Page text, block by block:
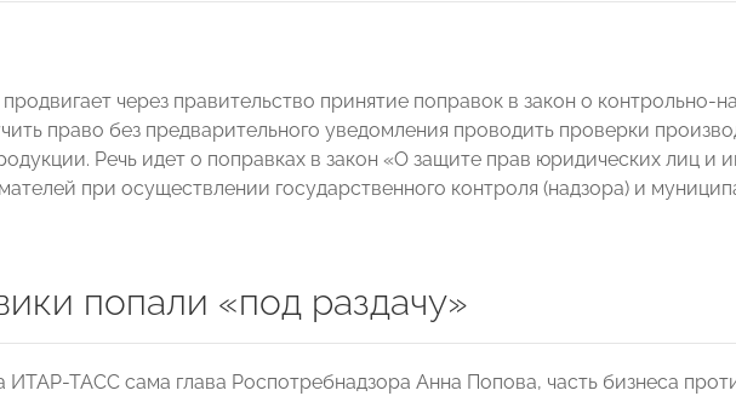
через правительство принятие поправок в закон о контрольно-
право без предварительного уведомления проводить проверки
Речь идет о поправках в закон «О защите прав юридических лиц и
при осуществлении государственного контроля (надзора) и
попали «под раздачу»
ИТАР-ТАСС сама глава Роспотребнадзора Анна Попова, часть бизнеса